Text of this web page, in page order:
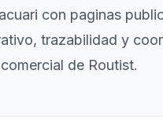
con paginas
trazabilidad y
comercial de Routist.